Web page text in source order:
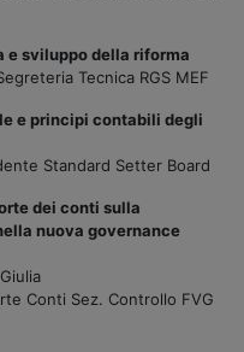
e sviluppo della riforma
Tecnica RGS MEF
e principi contabili degli
Standard Setter Board
dei conti sulla
nuova governance
Conti Sez. Controllo FVG